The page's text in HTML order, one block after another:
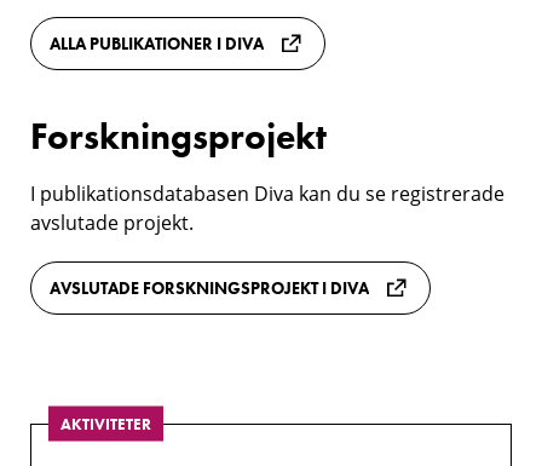
ALLA PUBLIKATIONER I DIVA
Forskningsprojekt
I publikationsdatabasen Diva kan du se registrerade
avslutade projekt.
AVSLUTADE FORSKNINGSPROJEKT I DIVA
AKTIVITETER